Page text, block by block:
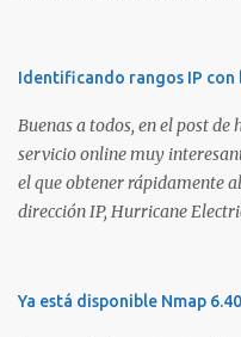
certificaciones existentes hoy
certificaciones que
aquellos que desean
ofensiva. Todas ellas son
un escenario real en el que
La primera certificación de la
Identificando rangos IP con
Buenas a todos, en el post
servicio online muy
el que obtener rápidamente
dirección IP, Hurricane
durante la estimación de un
Ya está disponible Nmap 6.40